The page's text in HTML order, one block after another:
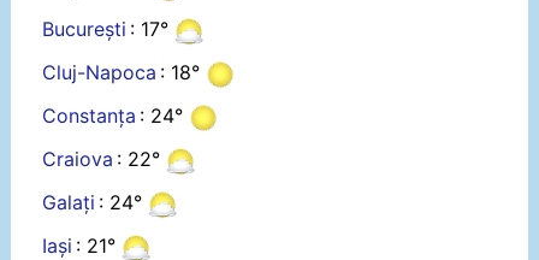
București : 17°
Cluj-Napoca : 18°
Constanța : 24°
Craiova : 22°
Galați : 24°
Iași : 21°